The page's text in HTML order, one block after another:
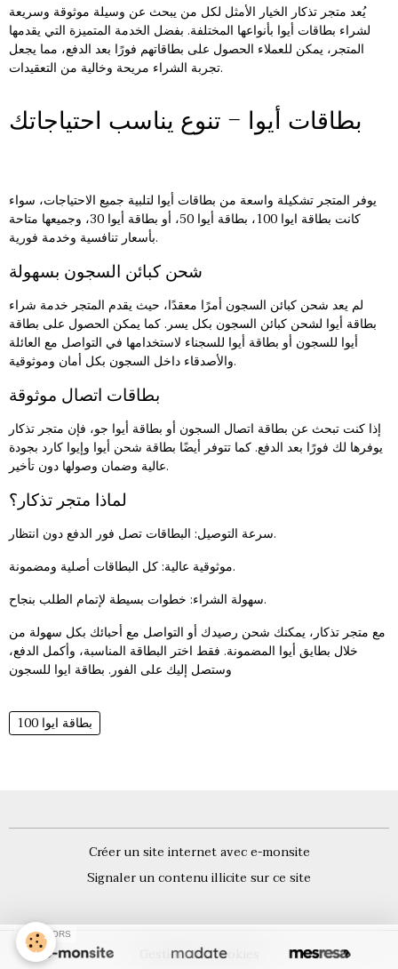
يُعد متجر تذكار الخيار الأمثل لكل من يبحث عن وسيلة موثوقة وسريعة
لشراء بطاقات أيوا بأنواعها المختلفة. بفضل الخدمة المتميزة التي يقدمها
المتجر، يمكن للعملاء الحصول على بطاقاتهم فورًا بعد الدفع، مما يجعل
تجربة الشراء مريحة وخالية من التعقيدات.
بطاقات أيوا – تنوع يناسب احتياجاتك
يوفر المتجر تشكيلة واسعة من بطاقات أيوا لتلبية جميع الاحتياجات، سواء
كانت بطاقة ايوا 100
، بطاقة أيوا 50، أو بطاقة أيوا 30، وجميعها متاحة
بأسعار تنافسية وخدمة فورية.
شحن كبائن السجون بسهولة
لم يعد شحن كبائن السجون أمرًا معقدًا، حيث يقدم المتجر خدمة شراء
بطاقة أيوا لشحن كبائن السجون بكل يسر. كما يمكن الحصول على بطاقة
أيوا للسجون أو بطاقة أيوا للسجناء لاستخدامها في التواصل مع العائلة
والأصدقاء داخل السجون بكل أمان وموثوقية.
بطاقات اتصال موثوقة
إذا كنت تبحث عن بطاقة اتصال السجون أو بطاقة أيوا جو، فإن متجر تذكار
يوفرها لك فورًا بعد الدفع. كما تتوفر أيضًا بطاقة شحن أيوا وإيوا كارد بجودة
عالية وضمان وصولها دون تأخير.
لماذا متجر تذكار؟
سرعة التوصيل: البطاقات تصل فور الدفع دون انتظار.
موثوقية عالية: كل البطاقات أصلية ومضمونة.
سهولة الشراء: خطوات بسيطة لإتمام الطلب بنجاح.
مع متجر تذكار، يمكنك شحن رصيدك أو التواصل مع أحبائك بكل سهولة من
خلال بطايق أيوا المضمونة. فقط اختر البطاقة المناسبة، وأكمل الدفع،
وستصل إليك على الفور. بطاقة ايوا للسجون
بطاقة ايوا 100
Créer un site internet avec e-monsite
Signaler un contenu illicite sur ce site
Gestion des cookies
SPONSORS